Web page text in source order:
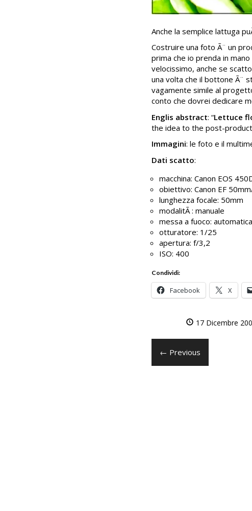
Anche la semplice lattuga
Costruire una foto Ã¨ un
prima che io prenda in
velocissimo, anche se
una volta che il bottone Ã¨
vagamente simile al
conto che dovrei dedicare
Englis abstract: “Lettuce
the idea to the post-
Immagini: le foto e il
Dati scatto:
macchina: Canon EOS
obiettivo: Canon EF
lunghezza focale: 50mm
modalitÃ : manuale
messa a fuoco: automatica
otturatore: 1/25
apertura: f/3,2
ISO: 400
Condividi:
Facebook X
17 Dicembre
← Previous